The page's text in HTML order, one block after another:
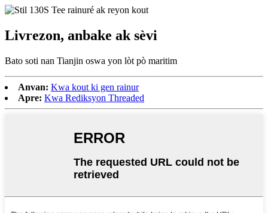
Livrezon, anbake ak sèvi
Bato soti nan Tianjin oswa yon lòt pò maritim
Anvan: Kwa kout ki gen rainur
Apre: Kwa Rediksyon Threaded